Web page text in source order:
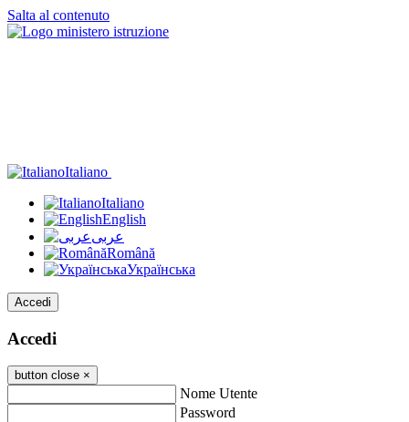
Salta al contenuto
Italiano
Italiano
English
عربى
Română
Українська
Accedi
Accedi
button close ×
Nome Utente
Password